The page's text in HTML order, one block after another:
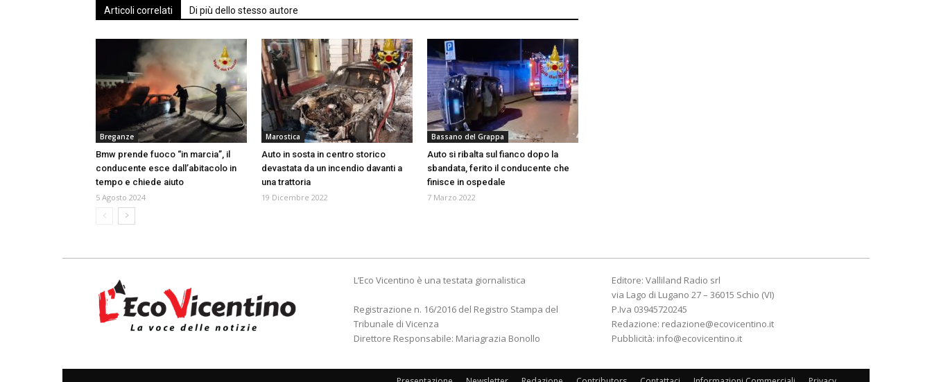
Articoli correlati Di più dello stesso autore
Breganze
Bmw prende fuoco “in marcia”, il
conducente esce dall’abitacolo in
tempo e chiede aiuto
5 Agosto 2024
Marostica
Auto in sosta in centro storico
devastata da un incendio davanti a
una trattoria
19 Dicembre 2022
Bassano del Grappa
Auto si ribalta sul fianco dopo la
sbandata, ferito il conducente che
finisce in ospedale
7 Marzo 2022
L’Eco Vicentino è una testata giornalistica
Registrazione n. 16/2016 del Registro Stampa del
Tribunale di Vicenza
Direttore Responsabile: Mariagrazia Bonollo
Editore: Valliland Radio srl
via Lago di Lugano 27 – 36015 Schio (VI)
P.Iva 03945720245
Redazione: redazione@ecovicentino.it
Pubblicità: info@ecovicentino.it